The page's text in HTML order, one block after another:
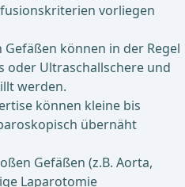
vorliegen
können in der Regel
oder Ultraschallschere und
werden.
können kleine bis
übernäht
Gefäßen (z.B. Aorta,
Laparotomie